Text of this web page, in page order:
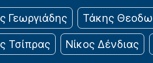
Γεωργιάδης Τάκης
Τσίπρας Νίκος Δένδιας